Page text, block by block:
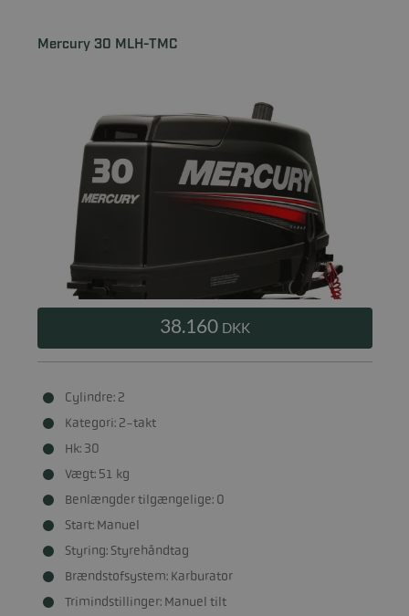
Mercury 30 MLH-TMC
38.160 DKK
Cylindre: 2
Kategori: 2-takt
Hk: 30
Vægt: 51 kg
Benlængder tilgængelige: 0
Start: Manuel
Styring: Styrehåndtag
Brændstofsystem: Karburator
Trimindstillinger: Manuel tilt